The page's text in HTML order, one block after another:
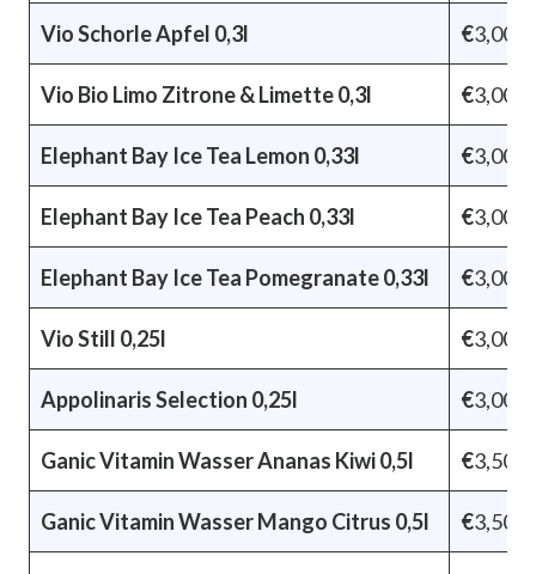
Vio Schorle Apfel 0,3l €3,00
Vio Bio Limo Zitrone & Limette 0,3l €3,00
Elephant Bay Ice Tea Lemon 0,33l €3,00
Elephant Bay Ice Tea Peach 0,33l €3,00
Elephant Bay Ice Tea Pomegranate 0,33l €3,00
Vio Still 0,25l €3,00
Appolinaris Selection 0,25l €3,00
Ganic Vitamin Wasser Ananas Kiwi 0,5l €3,50
Ganic Vitamin Wasser Mango Citrus 0,5l €3,50